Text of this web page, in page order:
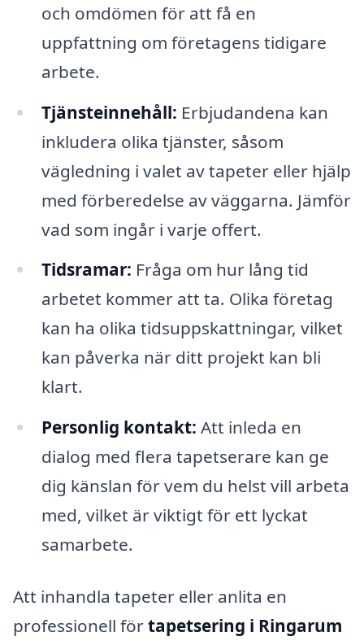
och omdömen för att få en
uppfattning om företagens tidigare
arbete.
Tjänsteinnehåll: Erbjudandena kan
inkludera olika tjänster, såsom
vägledning i valet av tapeter eller hjälp
med förberedelse av väggarna. Jämför
vad som ingår i varje offert.
Tidsramar: Fråga om hur lång tid
arbetet kommer att ta. Olika företag
kan ha olika tidsuppskattningar, vilket
kan påverka när ditt projekt kan bli
klart.
Personlig kontakt: Att inleda en
dialog med flera tapetserare kan ge
dig känslan för vem du helst vill arbeta
med, vilket är viktigt för ett lyckat
samarbete.
Att inhandla tapeter eller anlita en
professionell förtapetsering i Ringarum